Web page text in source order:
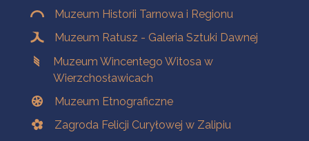
Muzeum Historii Tarnowa i Regionu
Muzeum Ratusz - Galeria Sztuki Dawnej
Muzeum Wincentego Witosa w
Wierzchosławicach
Muzeum Etnograficzne
Zagroda Felicji Curyłowej w Zalipiu